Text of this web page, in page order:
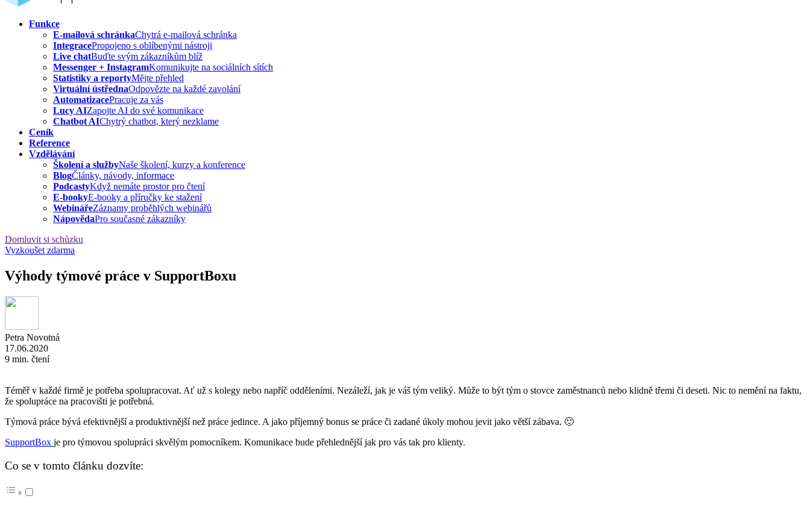
Funkce
E-mailová schránkaChytrá e-mailová schránka
IntegracePropojeno s oblíbenými nástroji
Live chatBuďte svým zákazníkům blíž
Messenger + InstagramKomunikujte na sociálních sítích
Statistiky a reportyMějte přehled
Virtuální ústřednaOdpovězte na každé zavolání
AutomatizacePracuje za vás
Lucy AIZapojte AI do své komunikace
Chatbot AIChytrý chatbot, který nezklame
Ceník
Reference
Vzdělávání
Školení a službyNaše školení, kurzy a konference
BlogČlánky, návody, informace
PodcastyKdyž nemáte prostor pro čtení
E-bookyE-booky a příručky ke stažení
WebinářeZáznamy proběhlých webinářů
NápovědaPro současné zákazníky
Domluvit si schůzku
Vyzkoušet zdarma
Výhody týmové práce v SupportBoxu
Petra Novotná
17.06.2020
9 min. čtení
Téměř v každé firmě je potřeba spolupracovat. Ať už s kolegy nebo napříč odděleními. Nezáleží, jak je váš tým veliký. Může to být tým o stovce zaměstnanců nebo klidně třemi či deseti. Nic to nemění na faktu,
že spolupráce na pracovišti je potřebná.
Týmová práce bývá efektivnější a produktivnější než práce jedince. A jako příjemný bonus se práce či zadané úkoly mohou jevit jako větší zábava. 🙂
SupportBox je pro týmovou spolupráci skvělým pomocníkem. Komunikace bude přehlednější jak pro vás tak pro klienty.
Co se v tomto článku dozvíte: